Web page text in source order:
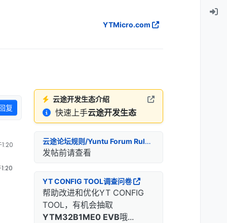
YTMicro.com
复
云途开发生态介绍
快速上手云途开发生态
云途论坛规则/Yuntu Forum Rules
发帖前请查看
YT CONFIG TOOL调查问卷
帮助改进和优化YT CONFIG
TOOL，有机会抽取
YTM32B1ME0 EVB哦...